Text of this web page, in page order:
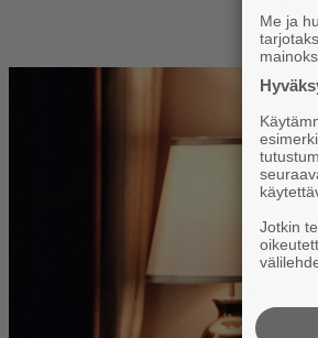
Me ja
Jotkin